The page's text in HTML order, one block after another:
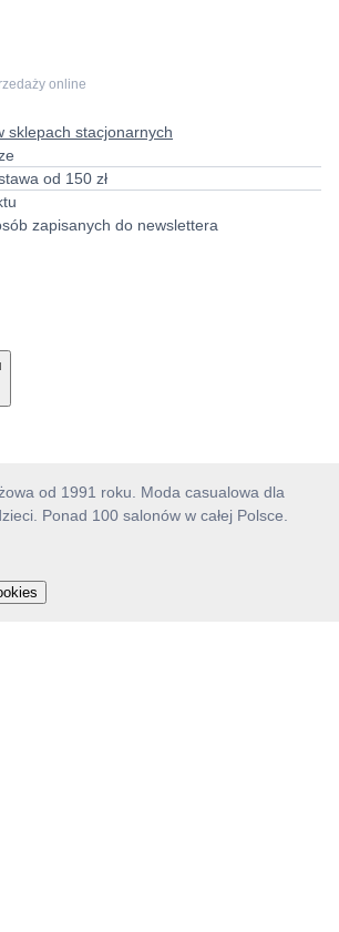
online
sklepach stacjonarnych
od 150 zł
zapisanych do newslettera
od 1991 roku. Moda casualowa dla
Ponad 100 salonów w całej Polsce.